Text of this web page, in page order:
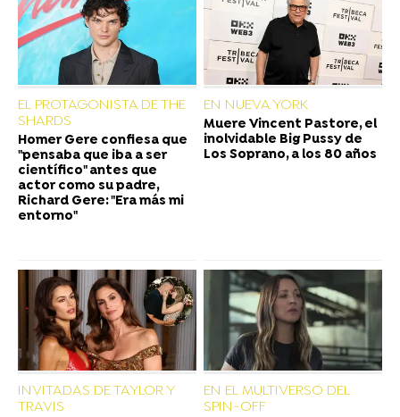
EL PROTAGONISTA DE THE
SHARDS
Homer Gere confiesa que
"pensaba que iba a ser
científico" antes que
actor como su padre,
Richard Gere: "Era más mi
entorno"
EN NUEVA YORK
Muere Vincent Pastore, el
inolvidable Big Pussy de
Los Soprano, a los 80 años
INVITADAS DE TAYLOR Y
TRAVIS
EN EL MULTIVERSO DEL
SPIN-OFF